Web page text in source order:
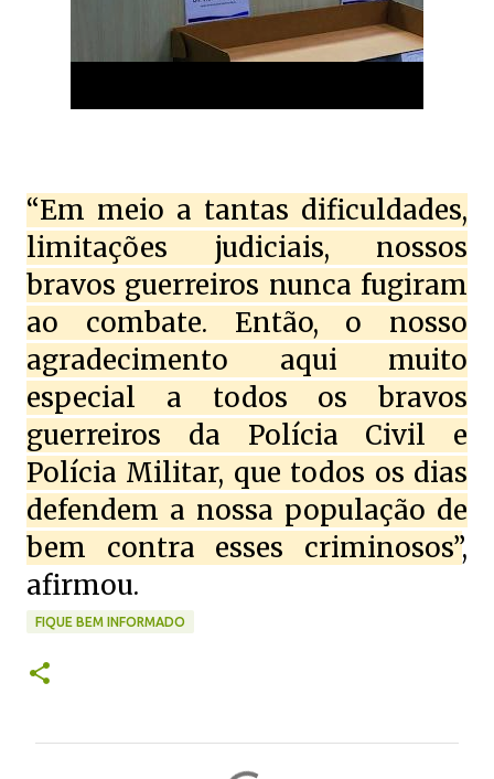
“Em meio a tantas dificuldades,
limitações judiciais, nossos
bravos guerreiros nunca fugiram
ao combate. Então, o nosso
agradecimento aqui muito
especial a todos os bravos
guerreiros da Polícia Civil e
Polícia Militar, que todos os dias
defendem a nossa população de
bem contra esses criminosos”,
afirmou.
FIQUE BEM INFORMADO